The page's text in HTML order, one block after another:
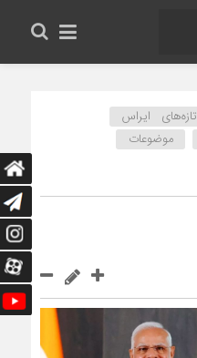
تازه‌های ایراس
موضوعات